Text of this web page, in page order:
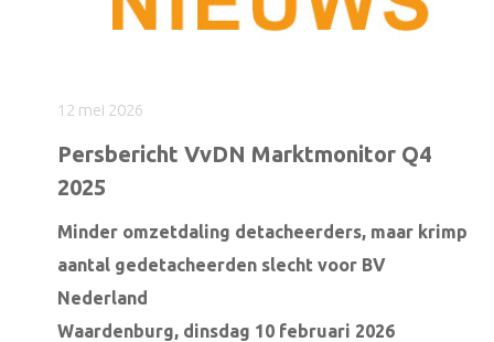
12 mei 2026
Persbericht VvDN Marktmonitor Q4
2025
Minder omzetdaling detacheerders, maar krimp
aantal gedetacheerden slecht voor BV
Nederland
Waardenburg, dinsdag 10 februari 2026